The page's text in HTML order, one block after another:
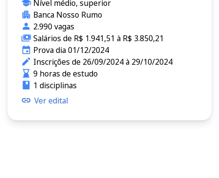
Nível médio, superior
Banca Nosso Rumo
2.990 vagas
Salários de R$ 1.941,51 à R$ 3.850,21
Prova dia 01/12/2024
Inscrições de 26/09/2024 à 29/10/2024
9 horas de estudo
1 disciplinas
Ver edital